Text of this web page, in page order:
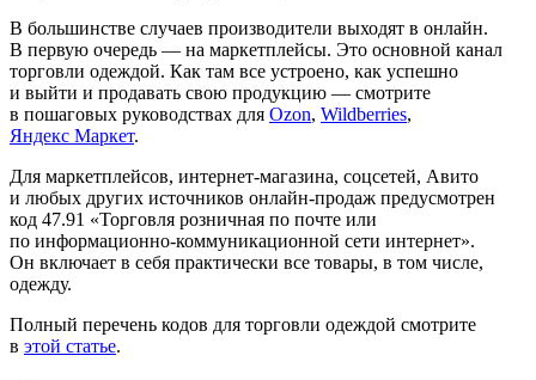
В большинстве случаев производители выходят в онлайн.
В первую очередь — на маркетплейсы. Это основной канал
торговли одеждой. Как там все устроено, как успешно
и выйти и продавать свою продукцию — смотрите
в пошаговых руководствах для Ozon, Wildberries,
Яндекс Маркет.
Для маркетплейсов, интернет-магазина, соцсетей, Авито
и любых других источников онлайн-продаж предусмотрен
код 47.91 «Торговля розничная по почте или
по информационно-коммуникационной сети интернет».
Он включает в себя практически все товары, в том числе,
одежду.
Полный перечень кодов для торговли одеждой смотрите
в этой статье.